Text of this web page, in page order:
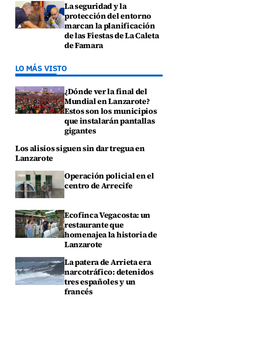
La seguridad y la
protección del entorno
marcan la planificación
de las Fiestas de La Caleta
de Famara
LO MÁS VISTO
¿Dónde ver la final del
Mundial en Lanzarote?
Estos son los municipios
que instalarán pantallas
gigantes
Los alisios siguen sin dar tregua en
Lanzarote
Operación policial en el
centro de Arrecife
Ecofinca Vegacosta: un
restaurante que
homenajea la historia de
Lanzarote
La patera de Arrieta era
narcotráfico: detenidos
tres españoles y un
francés